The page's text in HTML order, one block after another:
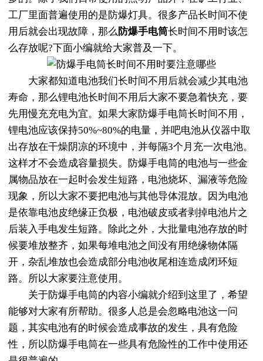
工厂里面普遍使用的是防爆灯具。很多产品长时间不使
用后就会出现故障，那么 防爆手电筒长时间不用时该怎
么存放呢?下面小编就给大家普及一下。
大家都知道电池我们长时间不用后就会减少其电池
寿命，那么锂电池长时间不用后大家不要急着快充，要
先用慢充充电为宜。如果大家防爆手电筒长时间不用，
锂电池应该保持50%~80%的电量，并吧电池从仪器中取
出存放在干燥阴凉的环境中，并每隔3个月充一次电池。
这样才不会造成容量损失。防爆手电筒的电池与一些金
属物品放在一起时会发生短路，电池烧坏、漏液等危险
现象，所以大家不要把电池与其他导体混放。因为电池
是依靠电池皮绝缘正负极，电池破皮或者剥掉电池片之
后装入手电发生短路。除此之外，大批量电池存放的时
候要堆放整齐，如果每堆电池之间没有用绝缘物体隔
开，杂乱堆放也会造成部分电池收尾相连造成闭环短
路。所以大家要注意使用。
关于防爆手电筒的内容小编就介绍到这里了，希望
能够对大家有所帮助。很多人总是会忽略电池这一问
题，其实电池有的时候会造成事故的发生，具有危险
性，所以防爆手电筒在一些具有危险性的工作中使用还